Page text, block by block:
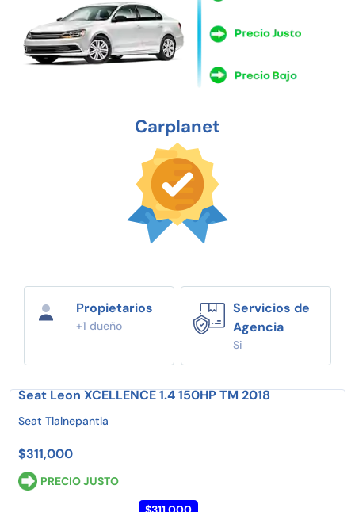
Carplanet
Propietarios
+1 dueño
Servicios de
Agencia
Si
Seat Leon XCELLENCE 1.4 150HP TM 2018
Seat Tlalnepantla
$311,000
PRECIO JUSTO